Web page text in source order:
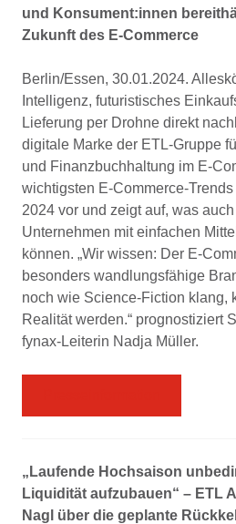
und Konsument:innen
Zukunft des E-Commerce
Berlin/Essen, 30.01.2024.
Intelligenz, futuristisches
Lieferung per Drohne direkt
digitale Marke der ETL-Gruppe
und Finanzbuchhaltung im E-
wichtigsten E-Commerce-
2024 vor und zeigt auf, was
Unternehmen mit einfachen
können. „Wir wissen: Der E-
besonders wandlungsfähige
noch wie Science-Fiction klang,
Realität werden.“ prognostiziert
fynax-Leiterin Nadja Müller.
„Laufende Hochsaison
Liquidität aufzubauen“ – ETL
Nagl über die geplante